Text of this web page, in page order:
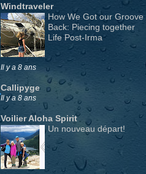
Windtraveler
How We Got our Groove
Back: Piecing together
Life Post-Irma
Il y a 8 ans
Callipyge
Il y a 8 ans
Voilier Aloha Spirit
Un nouveau départ!